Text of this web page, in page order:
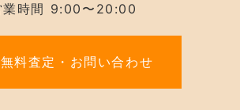
業時間 9:00〜20:00
無料査定・お問い合わせ